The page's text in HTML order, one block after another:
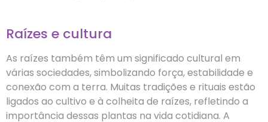
Raízes e cultura
As raízes também têm um significado cultural em
várias sociedades, simbolizando força, estabilidade e
conexão com a terra. Muitas tradições e rituais estão
ligados ao cultivo e à colheita de raízes, refletindo a
importância dessas plantas na vida cotidiana. A